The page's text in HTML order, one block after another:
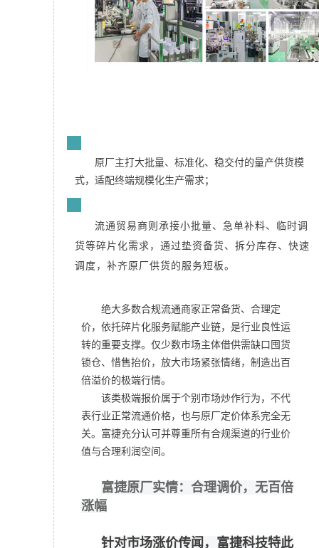
原厂主打大批量、标准化、稳交付的量产供货模
式，适配终端规模化生产需求；
流通贸易商则承接小批量、急单补料、临时调
货等碎片化需求，通过垫资备货、拆分库存、快速
调度，补齐原厂供货的服务短板。
绝大多数合规流通商家正常备货、合理定
价，依托碎片化服务赋能产业链，是行业良性运
转的重要支撑。仅少数市场主体借供需缺口囤货
锁仓、惜售抬价，放大市场紧张情绪，制造出百
倍溢价的极端行情。
该类极端报价属于个别市场炒作行为，不代
表行业正常流通价格，也与原厂定价体系完全无
关。富捷充分认可并尊重所有合规渠道的行业价
值与合理利润空间。
富捷原厂实情：合理调价，无百倍
涨幅
针对市场涨价传闻，富捷科技特此